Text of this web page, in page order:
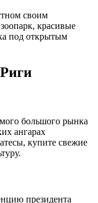
своим
красивые
под открытым
большого рынка
ангарах
купите свежие
президента